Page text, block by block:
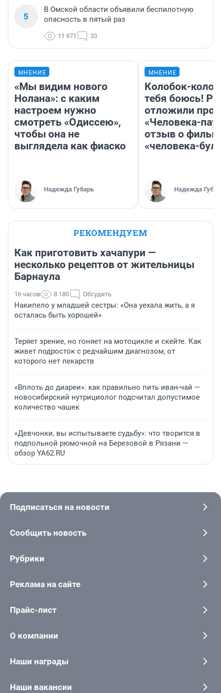
5
В Омской области объявили беспилотную
опасность в пятый раз
11 971 33
МНЕНИЕ
«Мы видим нового
Нолана»: с каким
настроем нужно
смотреть «Одиссею»,
чтобы она не
выглядела как фиаско
Надежда Губарь
МНЕНИЕ
Колобок-
тебя боюсь!
отложили
«Человека-
отзыв о
«человека-
Надежда
РЕКОМЕНДУЕМ
Как приготовить хачапури —
несколько рецептов от жительницы
Барнаула
16 часов 8 180 Обсудить
Накипело у младшей сестры: «Она уехала жить, а я
осталась быть хорошей»
Теряет зрение, но гоняет на мотоцикле и скейте. Как
живет подросток с редчайшим диагнозом, от
которого нет лекарств
«Вплоть до диареи»: как правильно пить иван-чай —
новосибирский нутрициолог подсчитал допустимое
количество чашек
«Девчонки, вы испытываете судьбу»: что творится в
подпольной рюмочной на Березовой в Рязани —
обзор YA62.RU
Подписаться на новости
Сообщить новость
Рубрики
Реклама на сайте
Прайс-лист
О компании
Наши награды
Наши вакансии